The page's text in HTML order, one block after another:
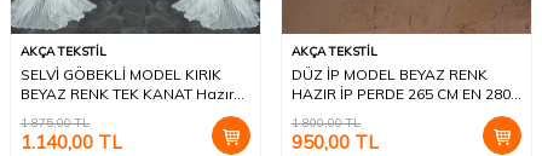
AKÇA TEKSTİL
SELVİ GÖBEKLİ MODEL KIRIK
BEYAZ RENK TEK KANAT Hazır
Dikilmiş Pileli Fon Perde 300*260
Cm
1.875,00TL
1.140,00 TL
AKÇA TEKSTİL
DÜZ İP MODEL BEYAZ RENK
HAZIR İP PERDE 265 CM EN 280
1.800,00TL
950,00 TL